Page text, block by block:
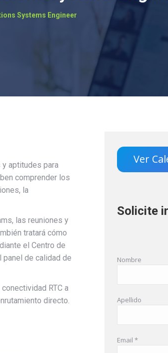
Systems Engineer
aptitudes para
comprender los
la
las reuniones y
tratará cómo
el Centro de
de calidad de
RTC a
directo.
Ver
Solicite
Nombre
Apellido
Email *